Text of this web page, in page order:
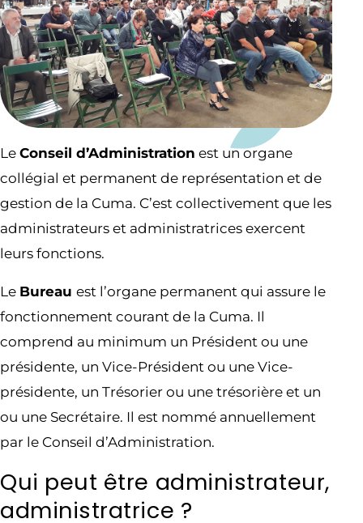
Le Conseil d’Administration est un organe
collégial et permanent de représentation et de
gestion de la Cuma. C’est collectivement que les
administrateurs et administratrices exercent
leurs fonctions.
Le Bureau est l’organe permanent qui assure le
fonctionnement courant de la Cuma. Il
comprend au minimum un Président ou une
présidente, un Vice-Président ou une Vice-
présidente, un Trésorier ou une trésorière et un
ou une Secrétaire. Il est nommé annuellement
par le Conseil d’Administration.
Qui peut être administrateur,
administratrice ?